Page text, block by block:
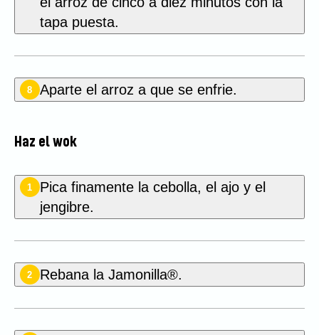
tapa puesta.
8 Aparte el arroz a que se enfrie.
Haz el wok
1
Pica finamente la cebolla, el ajo y el
jengibre.
2 Rebana la Jamonilla®.